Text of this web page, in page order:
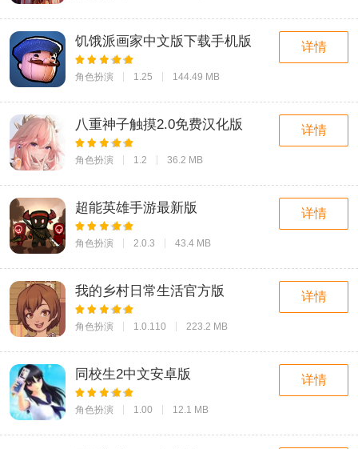
饥饿派画家中文版下载手机版
角色扮演 1.25 144.49 MB
详情
八重神子触摸2.0免费汉化版
角色扮演 1.2 36.2 MB
详情
超能英雄手游最新版
角色扮演 2.0.3 43.4 MB
详情
我的乡村日常生活官方版
角色扮演 1.0.110 223.2 MB
详情
同校生2中文安卓版
角色扮演 1.00 12.1 MB
详情